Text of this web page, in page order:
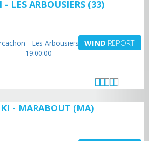
- LES ARBOUSIERS (33)
WIND REPORT
- MARABOUT (MA)